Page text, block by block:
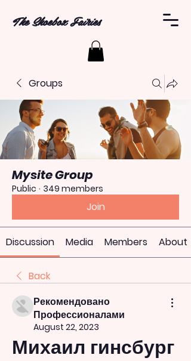
The Shoebox Fairies
Groups
Mysite Group
Public · 349 members
Join
Discussion Media Members About
Back
Рекомендовано
Профессионалами
August 22, 2023
Михаил гинсбург